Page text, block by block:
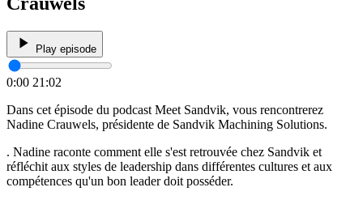
Play episode
0:00 21:02
Dans cet épisode du podcast Meet Sandvik, vous rencontrerez
Nadine Crauwels, présidente de Sandvik Machining Solutions.
. Nadine raconte comment elle s'est retrouvée chez Sandvik et
réfléchit aux styles de leadership dans différentes cultures et aux
compétences qu'un bon leader doit posséder.